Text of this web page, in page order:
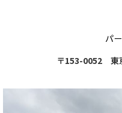
パ
〒153-0052 東